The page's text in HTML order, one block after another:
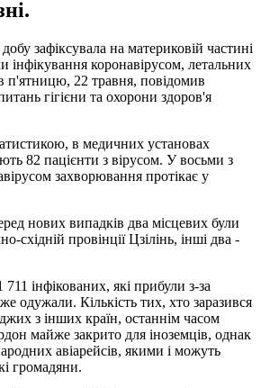
зафіксувала на материковій частині
інфікування коронавірусом, летальних
п'ятницю, 22 травня, повідомив
гігієни та охорони здоров'я
в медичних установах
82 пацієнти з вірусом. У восьми з
захворювання протікає у
нових випадків два місцевих були
східній провінції Цзілінь, інші два -
інфікованих, які прибули з-за
одужали. Кількість тих, хто заразився
з інших країн, останнім часом
майже закрито для іноземців, однак
авіарейсів, якими і можуть
громадяни.